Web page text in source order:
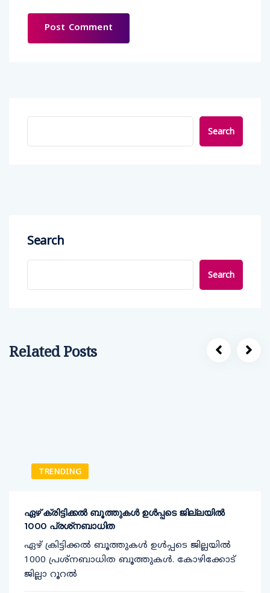
Search
Search
Search
Related Posts
TRENDING
ഏഴ് ക്രിട്ടിക്കല്‍ ബൂത്തുകള്‍ ഉള്‍പ്പടെ ജില്ലയില്‍
1000 പ്രശ്‌നബാധിത
ഏഴ് ക്രിട്ടിക്കല്‍ ബൂത്തുകള്‍ ഉള്‍പ്പടെ ജില്ലയില്‍
1000 പ്രശ്‌നബാധിത ബൂത്തുകള്‍. കോഴിക്കോട്
ജില്ലാ റൂറല്‍